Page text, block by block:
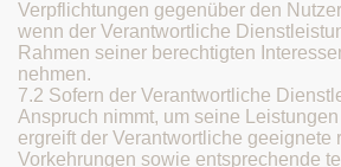
Verpflichtungen gegenüber den
wenn der Verantwortliche
Rahmen seiner berechtigten
nehmen.
7.2 Sofern der Verantwortliche
Anspruch nimmt, um seine
ergreift der Verantwortliche geeignete
Vorkehrungen sowie entsprechende